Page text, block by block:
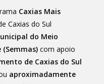
Caxias Mais
Caxias do Sul
do Meio
com apoio
de Caxias do Sul
aproximadamente